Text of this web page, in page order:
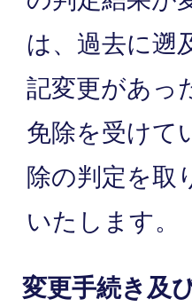
は、過去に遡
記変更があっ
免除を受けて
除の判定を取
いたします。
変更手続き及